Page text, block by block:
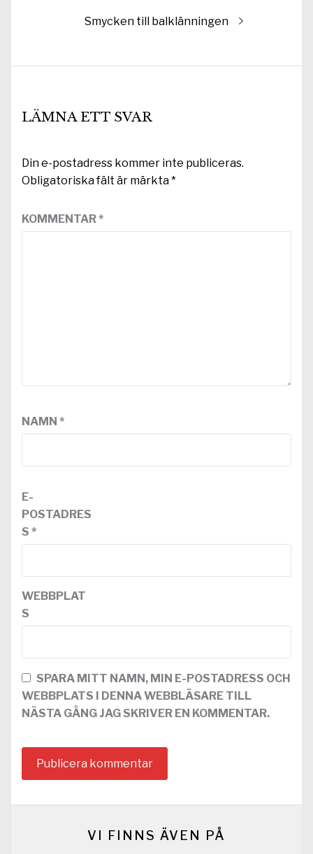
Nästa
Smycken till balklänningen
LÄMNA ETT SVAR
Din e-postadress kommer inte publiceras.
Obligatoriska fält är märkta*
KOMMENTAR*
NAMN *
E-
POSTADRES
S *
WEBBPLAT
S
SPARA MITT NAMN, MIN E-POSTADRESS OCH
WEBBPLATS I DENNA WEBBLÄSARE TILL
NÄSTA GÅNG JAG SKRIVER EN KOMMENTAR.
VI FINNS ÄVEN PÅ